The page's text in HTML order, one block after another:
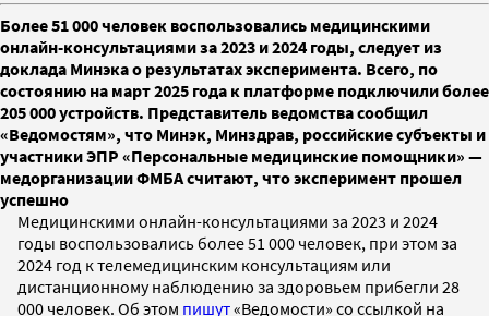
Более 51 000 человек воспользовались медицинскими
онлайн-консультациями за 2023 и 2024 годы, следует из
доклада Минэка о результатах эксперимента. Всего, по
состоянию на март 2025 года к платформе подключили более
205 000 устройств. Представитель ведомства сообщил
«Ведомостям», что Минэк, Минздрав, российские субъекты и
участники ЭПР «Персональные медицинские помощники» —
медорганизации ФМБА считают, что эксперимент прошел
успешно
Медицинскими онлайн-консультациями за 2023 и 2024
годы воспользовались более 51 000 человек, при этом за
2024 год к телемедицинским консультациям или
дистанционному наблюдению за здоровьем прибегли 28
000 человек. Об этом пишут«Ведомости» со ссылкой на